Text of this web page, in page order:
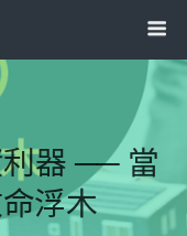
器 ── 當
浮木